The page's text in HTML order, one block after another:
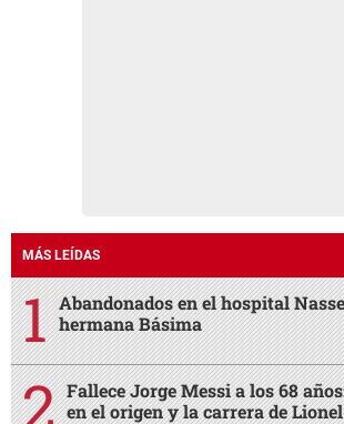
MÁS LEÍDAS
Abandonados en el hospital
hermana Básima
Fallece Jorge Messi a los 68
en el origen y la carrera de Lionel